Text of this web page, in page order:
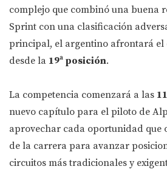
complejo que combinó una buena
Sprint con una clasificación
principal, el argentino afrontará el
desde la 19ª posición.
La competencia comenzará a las
nuevo capítulo para el piloto de
aprovechar cada oportunidad que
de la carrera para avanzar
circuitos más tradicionales y